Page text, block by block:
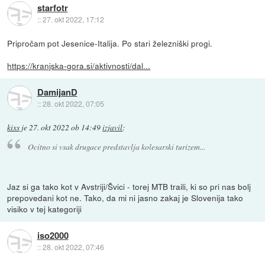
starfotr
::27. okt 2022, 17:12
Pripročam pot Jesenice-Italija. Po stari železniški progi.
https://kranjska-gora.si/aktivnosti/dal...
DamijanD
::28. okt 2022, 07:05
kixs je27. okt 2022 ob 14:49izjavil:
Ocitno si vsak drugace predstavlja kolesarski turizem...
Jaz si ga tako kot v Avstriji/Švici - torej MTB traili, ki so pri nas bolj
prepovedani kot ne. Tako, da mi ni jasno zakaj je Slovenija tako
visiko v tej kategoriji
iso2000
::28. okt 2022, 07:46